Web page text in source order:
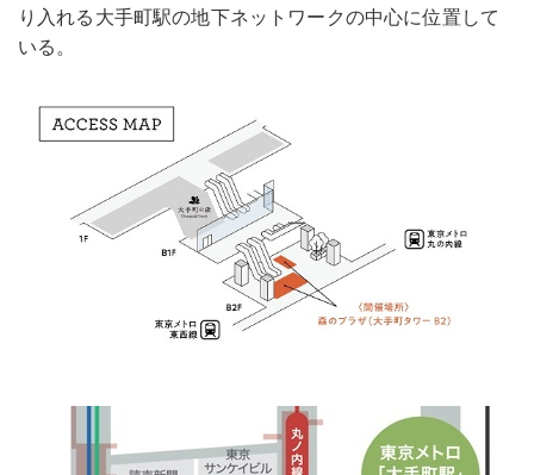
り入れる大手町駅の地下ネットワークの中心に位置して
いる。